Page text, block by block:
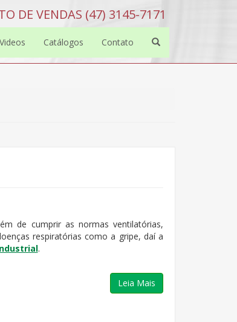
DE VENDAS (47) 3145-7171
Videos Catálogos Contato
de cumprir as normas ventilatórias,
respiratórias como a gripe, daí a
.
Leia Mais